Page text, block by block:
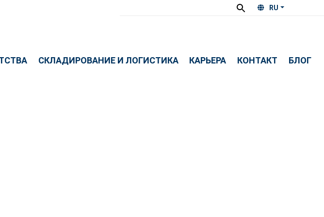
RU
СКЛАДИРОВАНИЕ И ЛОГИСТИКА КАРЬЕРА КОНТАКТ БЛОГ